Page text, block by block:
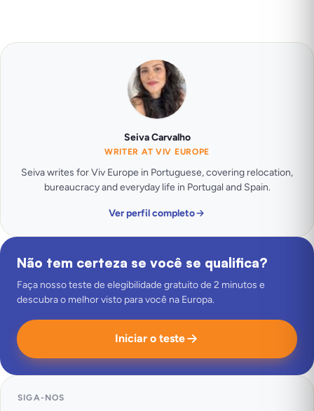
Seiva Carvalho
WRITER AT VIV EUROPE
Seiva writes for Viv Europe in Portuguese, covering relocation,
bureaucracy and everyday life in Portugal and Spain.
Ver perfil completo
Não tem certeza se você se qualifica?
Faça nosso teste de elegibilidade gratuito de 2 minutos e
descubra o melhor visto para você na Europa.
Iniciar o teste
SIGA-NOS